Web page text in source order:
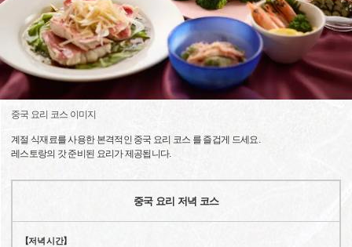
중국 요리 코스 이미지
계절 식재료를 사용한 본격적인 중국 요리 코스 를 즐겁게 드세요.
레스토랑의 갓 준비된 요리가 제공됩니다.
중국 요리 저녁 코스
【저녁 시간】